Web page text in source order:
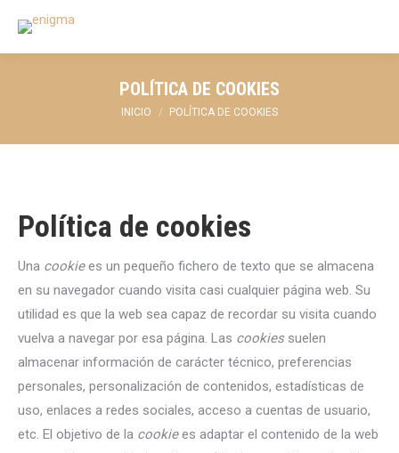
POLÍTICA DE COOKIES
Estás aquí:
INICIO POLÍTICA DE COOKIES
Política de cookies
Una cookiees un pequeño fichero de texto que se almacena
en su navegador cuando visita casi cualquier página web. Su
utilidad es que la web sea capaz de recordar su visita cuando
vuelva a navegar por esa página. Las cookiessuelen
almacenar información de carácter técnico, preferencias
personales, personalización de contenidos, estadísticas de
uso, enlaces a redes sociales, acceso a cuentas de usuario,
etc. El objetivo de la cookiees adaptar el contenido de la web